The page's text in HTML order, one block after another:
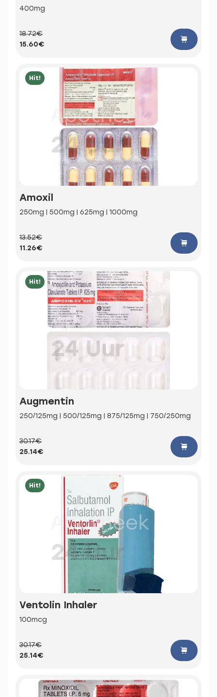
400mg
18.72€
15.60€
Hit!
Amoxil
250mg | 500mg | 625mg | 1000mg
13.52€
11.26€
Hit!
Augmentin
250/125mg | 500/125mg | 875/125mg | 750/250mg
30.17€
25.14€
Hit!
Ventolin Inhaler
100mcg
30.17€
25.14€